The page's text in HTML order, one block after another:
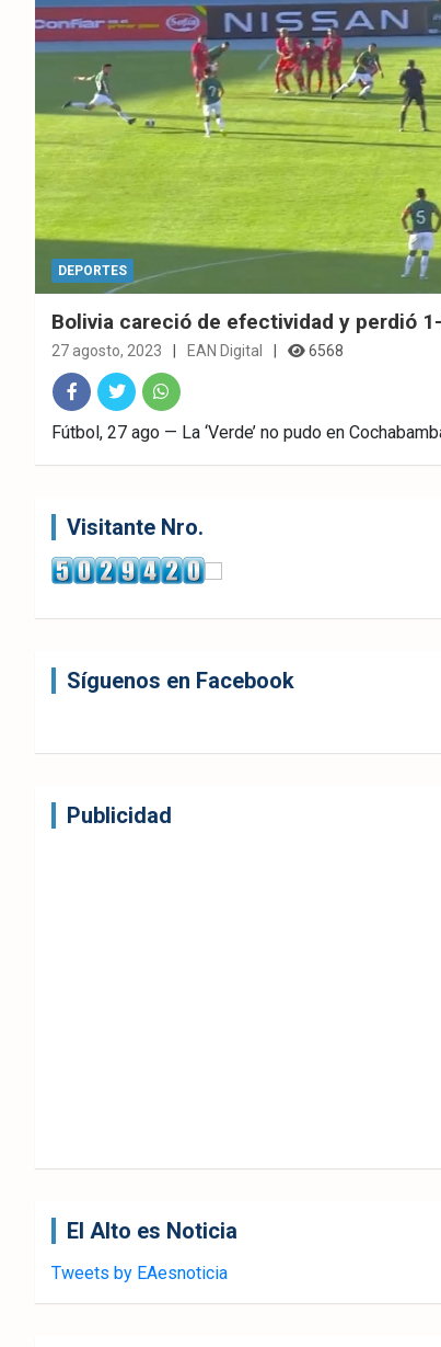
DEPORTES
Bolivia careció de efectividad y perdió
27 agosto, 2023 EAN Digital 6568
Fac
ebo
Twitt
er
What
sAp
Fútbol, 27 ago — La ‘Verde’ no pudo en
Visitante Nro.
Síguenos en Facebook
Publicidad
El Alto es Noticia
Tweets by EAesnoticia